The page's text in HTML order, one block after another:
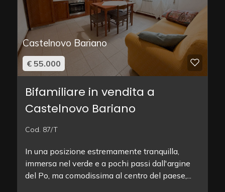
Castelnovo Bariano
€ 55.000
Bifamiliare in vendita a
Castelnovo Bariano
Cod. 87/T
In una posizione estremamente tranquilla,
immersa nel verde e a pochi passi dall'argine
del Po, ma comodissima al centro del paese,...